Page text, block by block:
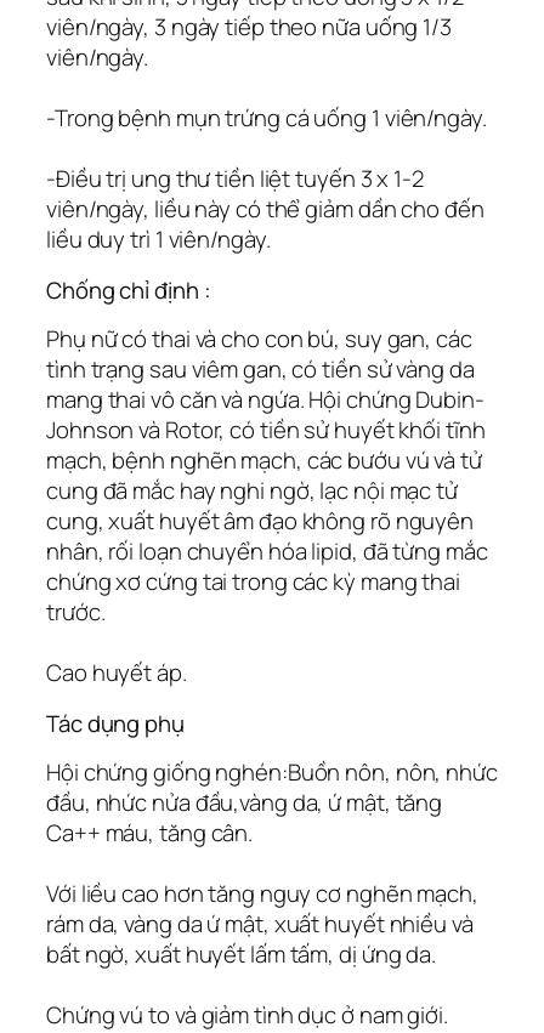
viên/ngày, 3 ngày tiếp theo nữa uống 1/3
viên/ngày.
-Trong bệnh mụn trứng cá uống 1 viên/ngày.
-Điều trị ung thư tiền liệt tuyến 3 x 1-2
viên/ngày, liều này có thể giảm dần cho đến
liều duy trì 1 viên/ngày.
Chống chỉ định :
Phụ nữ có thai và cho con bú, suy gan, các
tình trạng sau viêm gan, có tiền sử vàng da
mang thai vô căn và ngứa. Hội chứng Dubin-
Johnson và Rotor, có tiền sử huyết khối tĩnh
mạch, bệnh nghẽn mạch, các bướu vú và tử
cung đã mắc hay nghi ngờ, lạc nội mạc tử
cung, xuất huyết âm đạo không rõ nguyên
nhân, rối loạn chuyển hóa lipid, đã từng mắc
chứng xơ cứng tai trong các kỳ mang thai
trước.
Cao huyết áp.
Tác dụng phụ
Hội chứng giống nghén:Buồn nôn, nôn, nhức
đầu, nhức nửa đầu,vàng da, ứ mật, tăng
Ca++ máu, tăng cân.
Với liều cao hơn tăng nguy cơ nghẽn mạch,
rám da, vàng da ứ mật, xuất huyết nhiều và
bất ngờ, xuất huyết lấm tấm, dị ứng da.
Chứng vú to và giảm tình dục ở nam giới.